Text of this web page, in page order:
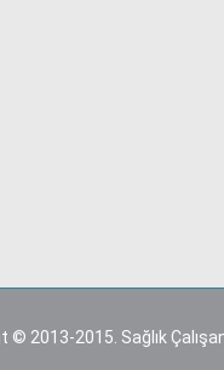
© 2013-2015. Sağlık